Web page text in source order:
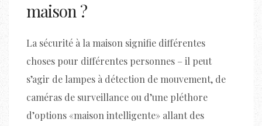
maison ?
La sécurité à la maison signifie différentes
choses pour différentes personnes – il peut
s’agir de lampes à détection de mouvement, de
caméras de surveillance ou d’une pléthore
d’options «maison intelligente» allant des